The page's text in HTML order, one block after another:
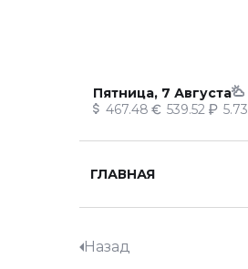
Пятница, 7 Августа
467.48 539.52 5.73
ГЛАВНАЯ
Назад